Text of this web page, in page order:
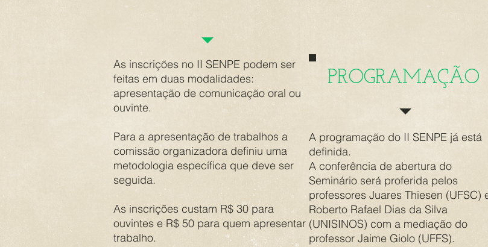
As inscrições no II SENPE podem ser
feitas em duas modalidades:
apresentação de comunicação oral ou
ouvinte.
Para a apresentação de trabalhos a
comissão organizadora definiu uma
metodologia específica que deve ser
seguida.
As inscrições custam R$ 30 para
ouvintes e R$ 50 para quem apresentar
trabalho.
PROGRAMAÇÃO
A programação do II SENPE já está
definida.
A conferência de abertura do
Seminário será proferida pelos
professores Juares Thiesen (UFSC)
Roberto Rafael Dias da Silva
(UNISINOS) com a mediação do
professor Jaime Giolo (UFFS).